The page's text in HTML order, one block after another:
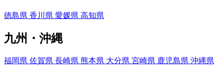
徳島県 香川県 愛媛県 高知県
九州・沖縄
福岡県 佐賀県 長崎県 熊本県 大分県 宮崎県 鹿児島県 沖縄県